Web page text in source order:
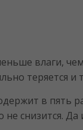
влаги,
теряется и
в пять
снизится.